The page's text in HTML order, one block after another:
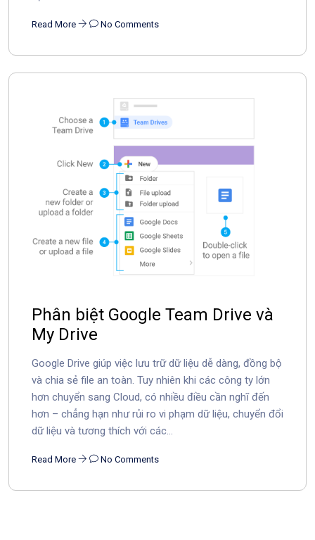
Read More No Comments
Phân biệt Google Team Drive và
My Drive
Google Drive giúp việc lưu trữ dữ liệu dễ dàng, đồng bộ
và chia sẻ file an toàn. Tuy nhiên khi các công ty lớn
hơn chuyển sang Cloud, có nhiều điều cần nghĩ đến
hơn – chẳng hạn như rủi ro vi phạm dữ liệu, chuyển đổi
dữ liệu và tương thích với các...
Read More No Comments